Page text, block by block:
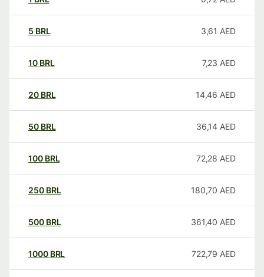
5 BRL 3,61 AED
10 BRL 7,23 AED
20 BRL 14,46 AED
50 BRL 36,14 AED
100 BRL 72,28 AED
250 BRL 180,70 AED
500 BRL 361,40 AED
1000 BRL 722,79 AED